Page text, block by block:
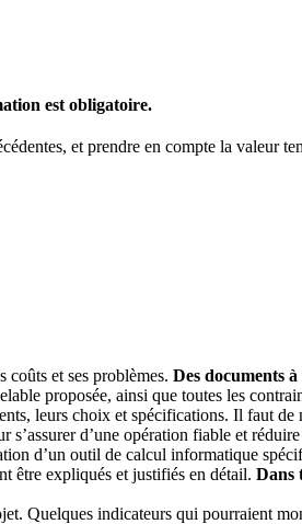
est obligatoire.
et prendre en compte la valeur
coûts et ses problèmes. Des documents
proposée, ainsi que toutes les
leurs choix et spécifications. Il faut de
d’une opération fiable et
d’un outil de calcul informatique
être expliqués et justifiés en détail. Dans
Quelques indicateurs qui pourraient